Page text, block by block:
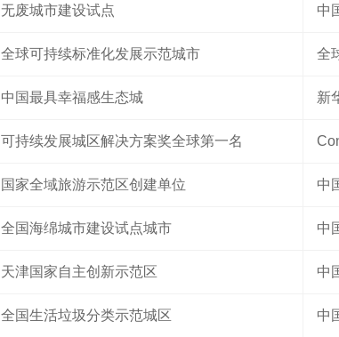
无废城市建设试点 中
全球可持续标准化发展示范城市 全
中国最具幸福感生态城 新
可持续发展城区解决方案奖全球第一名
国家全域旅游示范区创建单位 中
全国海绵城市建设试点城市 中
天津国家自主创新示范区 中
全国生活垃圾分类示范城区 中